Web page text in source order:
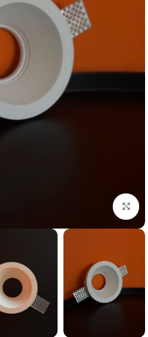
بزرگنمایی تصویر